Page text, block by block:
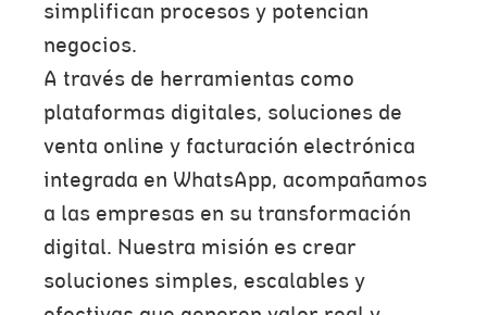
simplifican procesos y potencian
negocios.
A través de herramientas como
plataformas digitales, soluciones de
venta online y facturación electrónica
integrada en WhatsApp, acompañamos
a las empresas en su transformación
digital. Nuestra misión es crear
soluciones simples, escalables y